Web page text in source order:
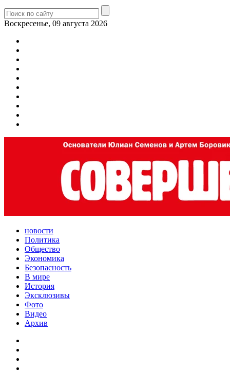
Воскресенье, 09 августа 2026
новости
Политика
Общество
Экономика
Безопасность
В мире
История
Эксклюзивы
Фото
Видео
Архив